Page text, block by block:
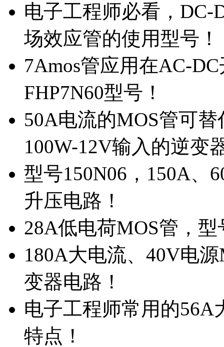
电子工程师必看，DC-
场效应管的使用型号！
7Amos管应用在AC-
FHP7N60型号！
50A电流的MOS管可
100W-12V输入的逆变
型号150N06，150A、
升压电路！
28A低电荷MOS管，
180A大电流、40V电
变器电路！
电子工程师常用的56A
特点！